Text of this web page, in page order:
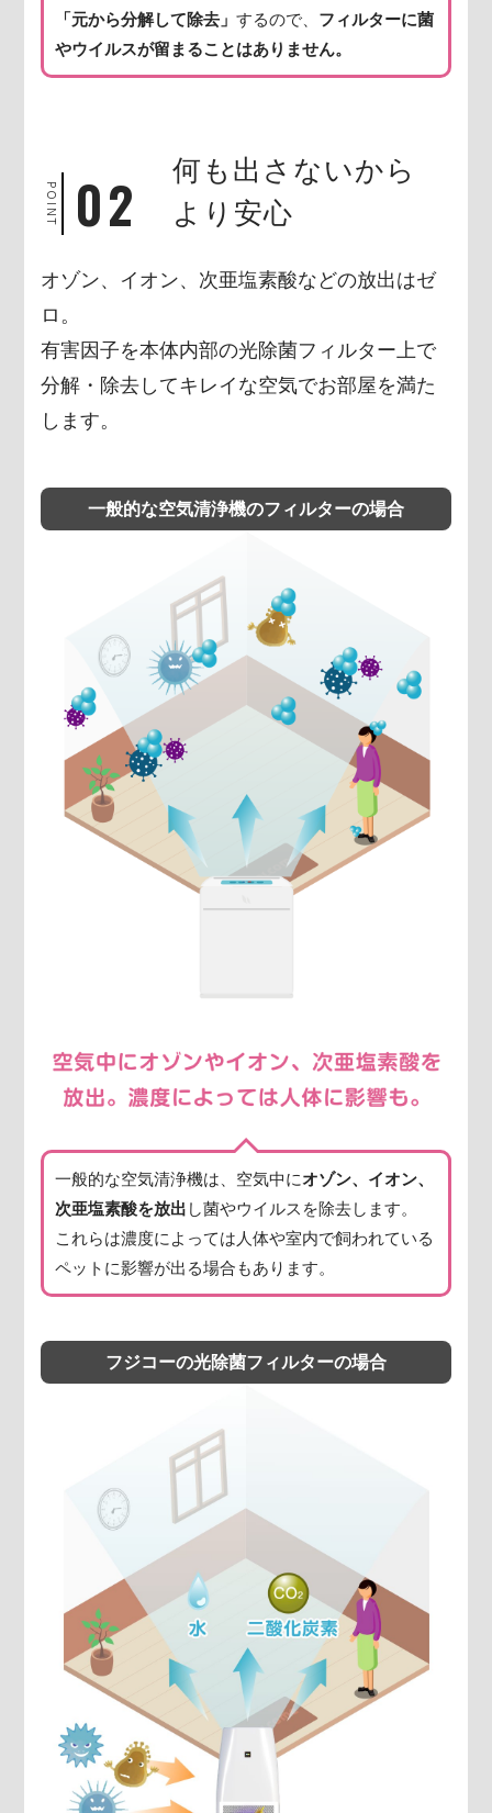
「元から分解して除去」するので、 フィルターに菌
やウイルスが留まることはありません。
POINT 02
何も出さないから
より安心
オゾン、イオン、次亜塩素酸などの放出はゼ
ロ。
有害因子を本体内部の光除菌フィルター上で
分解・除去してキレイな空気でお部屋を満た
します。
一般的な空気清浄機のフィルターの場合
一般的な空気清浄機は、空気中にオゾン、イオン、
次亜塩素酸を放出 し菌やウイルスを除去します。
これらは濃度によっては人体や室内で飼われている
ペットに影響が出る場合もあります。
フジコーの光除菌フィルターの場合